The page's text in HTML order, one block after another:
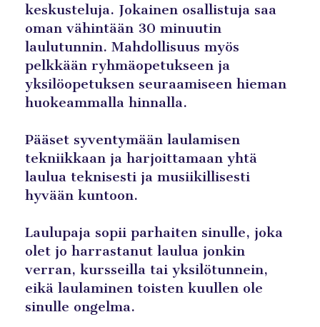
keskusteluja. Jokainen osallistuja saa
oman vähintään 30 minuutin
laulutunnin. Mahdollisuus myös
pelkkään ryhmäopetukseen ja
yksilöopetuksen seuraamiseen hieman
huokeammalla hinnalla.
Pääset syventymään laulamisen
tekniikkaan ja harjoittamaan yhtä
laulua teknisesti ja musiikillisesti
hyvään kuntoon.
Laulupaja sopii parhaiten sinulle, joka
olet jo harrastanut laulua jonkin
verran, kursseilla tai yksilötunnein,
eikä laulaminen toisten kuullen ole
sinulle ongelma.